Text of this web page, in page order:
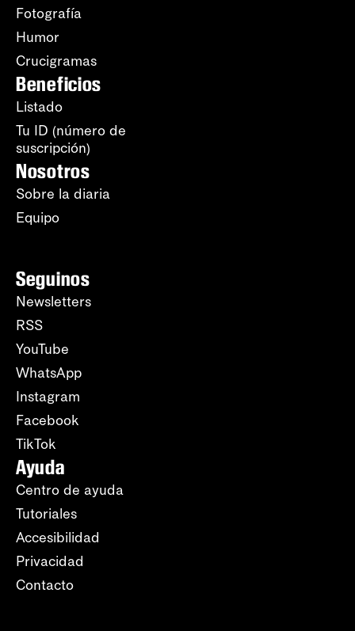
Fotografía
Humor
Crucigramas
Beneficios
Listado
Tu ID (número de
suscripción)
Nosotros
Sobre la diaria
Equipo
Seguinos
Newsletters
RSS
YouTube
WhatsApp
Instagram
Facebook
TikTok
Ayuda
Centro de ayuda
Tutoriales
Accesibilidad
Privacidad
Contacto